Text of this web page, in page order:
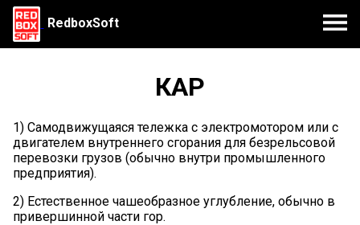
RedboxSoft
КАР
1) Самодвижущаяся тележка с электромотором или с
двигателем внутреннего сгорания для безрельсовой
перевозки грузов (обычно внутри промышленного
предприятия).
2) Естественное чашеобразное углубление, обычно в
привершинной части гор.